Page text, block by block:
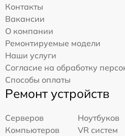
Контакты
Вакансии
О компании
Ремонтируемые модели
Наши услуги
Согласие на обработку
Способы оплаты
Ремонт устройств
Серверов
Ноутбуков
Компьютеров
VR систем